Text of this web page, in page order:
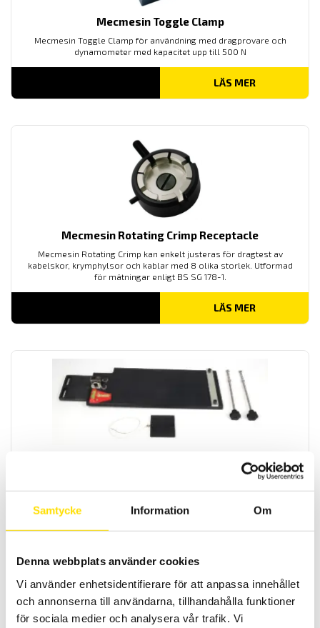
Samtycke Information Om
Denna webbplats använder cookies
Vi använder enhetsidentifierare för att anpassa innehållet
och annonserna till användarna, tillhandahålla funktioner
för sociala medier och analysera vår trafik. Vi
Mecmesin Toggle Clamp
Mecmesin Toggle Clamp för användning med dragprovare och
dynamometer med kapacitet upp till 500 N
LÄS MER
Mecmesin Rotating Crimp Receptacle
Mecmesin Rotating Crimp kan enkelt justeras för dragtest av
kabelskor, krymphylsor och kablar med 8 olika storlek. Utformad
för mätningar enligt BS SG 178-1.
LÄS MER
Mecmesin Coefficient of Friction Fixture
friktionskoefficienten
mellan två olika ytor enligtASTM D1894och ISO8295